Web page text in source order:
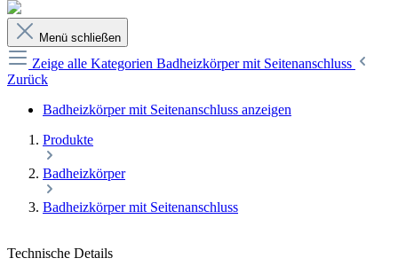
Menü schließen
Zeige alle Kategorien Badheizkörper mit Seitenanschluss
Zurück
Badheizkörper mit Seitenanschluss anzeigen
Produkte
Badheizkörper
Badheizkörper mit Seitenanschluss
Technische Details